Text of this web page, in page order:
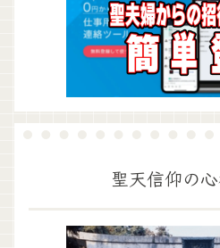
聖天信仰の